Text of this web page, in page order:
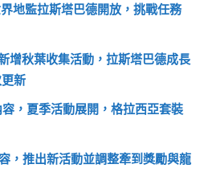
地監拉斯塔巴德開放，挑戰任務
增秋葉收集活動，拉斯塔巴德成長
新
，夏季活動展開，格拉西亞套裝
，推出新活動並調整牽到獎勵與龍